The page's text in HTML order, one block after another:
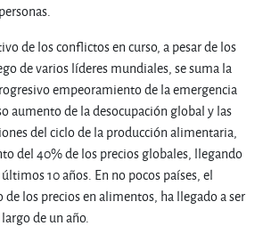
de los conflictos en curso, a pesar de los
de varios líderes mundiales, se suma la
empeoramiento de la emergencia
aumento de la desocupación global y las
del ciclo de la producción alimentaria,
del 40% de los precios globales, llegando
10 años. En no pocos países, el
los precios en alimentos, ha llegado a ser
de un año.